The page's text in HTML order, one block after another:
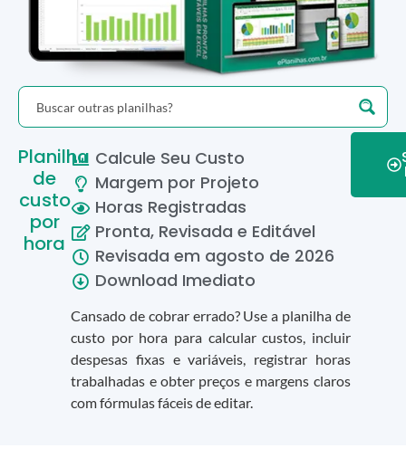
Planilha
de
custo
por
hora
Calcule Seu Custo
Margem por Projeto
Horas Registradas
Pronta, Revisada e Editável
Revisada em agosto de 2026
Download Imediato
Cansado de cobrar errado? Use a planilha de
custo por hora para calcular custos, incluir
despesas fixas e variáveis, registrar horas
trabalhadas e obter preços e margens claros
com fórmulas fáceis de editar.